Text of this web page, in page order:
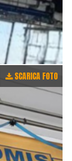
SCARICA FOTO